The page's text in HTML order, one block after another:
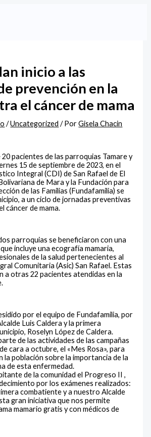
inicio a las
prevención en la
el cáncer de mama
/Uncategorized / PorGisela Chacin
pacientes de las parroquias Tamare y
15 de septiembre de 2023, en el
Integral (CDI) de San Rafael de El
de Mara y la Fundación para
de las Familias (Fundafamilia) se
a un ciclo de jornadas preventivas
cáncer de mama.
parroquias se beneficiaron con una
incluye una ecografía mamaria,
de la salud pertenecientes al
Comunitaria (Asic) San Rafael. Estas
a otras 22 pacientes atendidas en la
por el equipo de Fundafamilia, por
Luis Caldera y la primera
Roselyn López de Caldera.
de las actividades de las campañas
cara a octubre, el «Mes Rosa», para
la población sobre la importancia de la
de esta enfermedad.
de la comunidad el Progreso II ,
por los exámenes realizados:
combatiente y a nuestro Alcalde
gran iniciativa que nos permite
mamario gratis y con médicos de